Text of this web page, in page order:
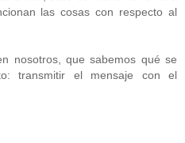
las cosas con respecto al
nosotros, que sabemos qué se
transmitir el mensaje con el